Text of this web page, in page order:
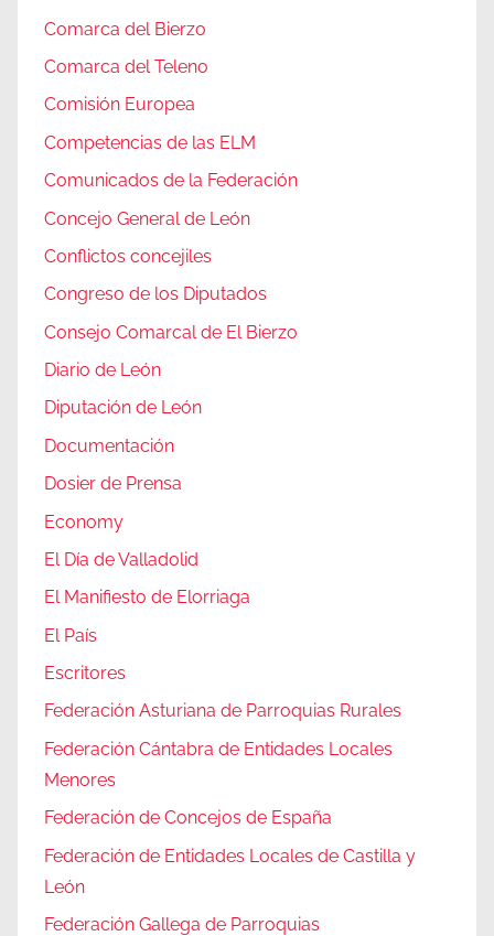
Comarca del Bierzo
Comarca del Teleno
Comisión Europea
Competencias de las ELM
Comunicados de la Federación
Concejo General de León
Conflictos concejiles
Congreso de los Diputados
Consejo Comarcal de El Bierzo
Diario de León
Diputación de León
Documentación
Dosier de Prensa
Economy
El Día de Valladolid
El Manifiesto de Elorriaga
El País
Escritores
Federación Asturiana de Parroquias Rurales
Federación Cántabra de Entidades Locales
Menores
Federación de Concejos de España
Federación de Entidades Locales de Castilla y
León
Federación Gallega de Parroquias